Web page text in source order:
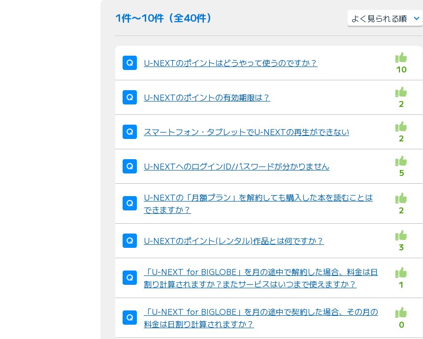
1件〜10件（全40件）
並
U-NEXTのポイントはどうやって使うのですか？
10
U-NEXTのポイントの有効期限は？
2
スマートフォン・タブレットでU-NEXTの再生ができない
2
U-NEXTへのログインID/パスワードが分かりません
5
U-NEXTの「月額プラン」を解約しても購入した本を読むことは
できますか？
2
U-NEXTのポイント(レンタル)作品とは何ですか？
3
「U-NEXT for BIGLOBE」を月の途中で解約した場合、料金は日
割り計算されますか？またサービスはいつまで使えますか？
1
「U-NEXT for BIGLOBE」を月の途中で契約した場合、その月の
料金は日割り計算されますか？
0